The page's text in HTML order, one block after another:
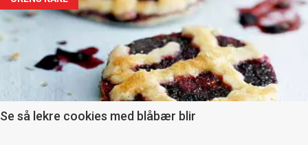
detail
-
section
11
Se så lekre cookies med blåbær blir